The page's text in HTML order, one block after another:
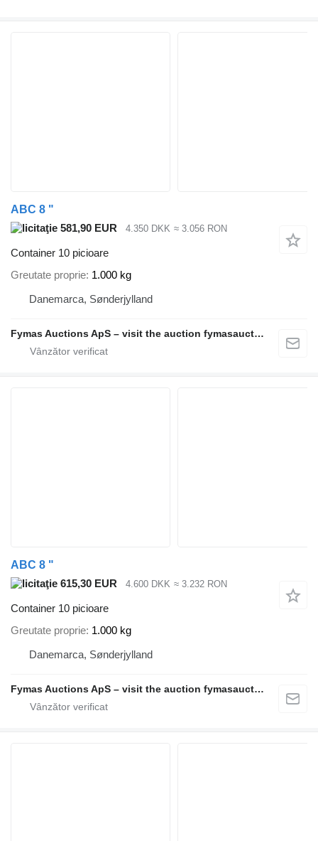
ABC 8 "
581,90 EUR
4.350 DKK ≈ 3.056 RON
Container 10 picioare
Greutate proprie 1.000 kg
Danemarca, Sønderjylland
Fymas Auctions ApS – visit the auction fymasauctions.dk
ABC 8 "
615,30 EUR
4.600 DKK ≈ 3.232 RON
Container 10 picioare
Greutate proprie 1.000 kg
Danemarca, Sønderjylland
Fymas Auctions ApS – visit the auction fymasauctions.dk